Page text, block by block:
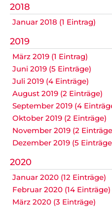
2018
Januar 2018 (1 Eintrag)
2019
März 2019 (1 Eintrag)
Juni 2019 (5 Einträge)
Juli 2019 (4 Einträge)
August 2019 (2 Einträge)
September 2019 (4
Oktober 2019 (2 Einträge)
November 2019 (2
Dezember 2019 (5
2020
Januar 2020 (12 Einträge)
Februar 2020 (14 Einträge)
März 2020 (3 Einträge)
Nicht das
Bitte nehmen Sie
gerne
Navigation
überspringen
Anfahrt